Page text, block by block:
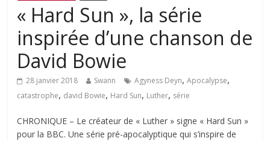
« Hard Sun », la série
inspirée d’une chanson de
David Bowie
28 janvier 2018 Swann Agyness Deyn,Apocalypse,
catastrophe, david Bowie, Hard Sun, Luther, série
CHRONIQUE – Le créateur de « Luther » signe « Hard Sun »
pour la BBC. Une série pré-apocalyptique qui s’inspire de